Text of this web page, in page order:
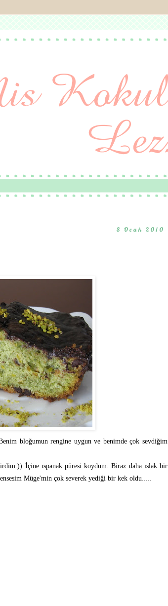
8 Ocak 2010
bloğumun rengine uygun ve benimde çok sevdiğim
İçine ıspanak püresi koydum. Biraz daha ıslak bir
Müge'min çok severek yediği bir kek oldu